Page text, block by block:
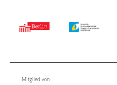
Mitglied von